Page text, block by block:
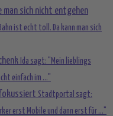
man sich nicht entgehen
ist echt toll. Da kann man sich
Ida sagt: "Mein lieblings
einfach im ..."
Stadtportal sagt:
erst Mobile und dann erst für ..."